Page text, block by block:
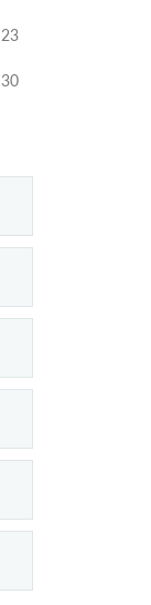
23
30